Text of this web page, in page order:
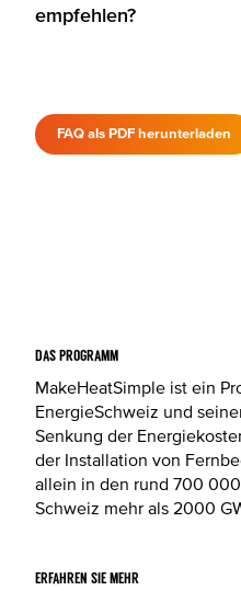
empfehlen?
FAQ als PDF herunterladen
DAS PROGRAMM
MakeHeatSimple ist ein
EnergieSchweiz und
Senkung der
der Installation von
allein in den rund 700
Schweiz mehr als 2000
ERFAHREN SIE MEHR